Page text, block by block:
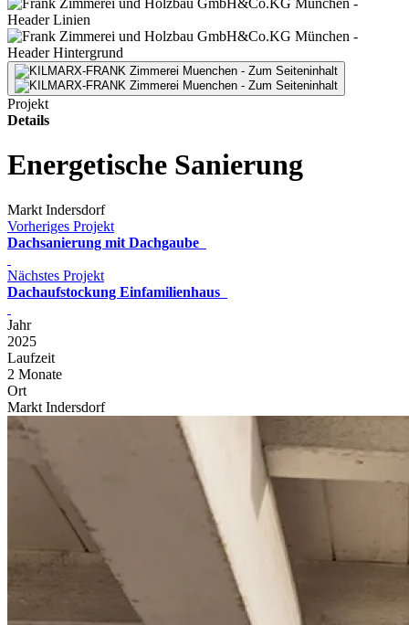
Projekt
Details
Energetische Sanierung
Markt Indersdorf
Vorheriges Projekt
Dachsanierung mit Dachgaube
Nächstes Projekt
Dachaufstockung Einfamilienhaus
Jahr
2025
Laufzeit
2 Monate
Ort
Markt Indersdorf